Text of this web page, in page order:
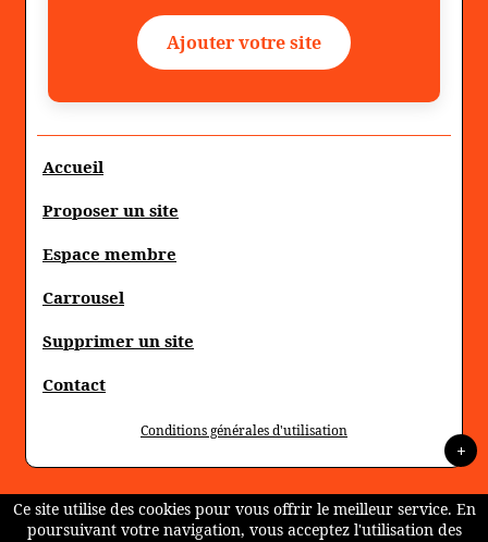
Ajouter votre site
Accueil
Proposer un site
Espace membre
Carrousel
Supprimer un site
Contact
Conditions générales d'utilisation
+
Ce site utilise des cookies pour vous offrir le meilleur service. En
poursuivant votre navigation, vous acceptez l'utilisation des